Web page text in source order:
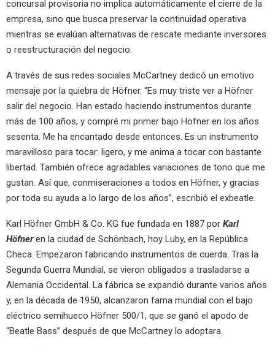
concursal provisoria no implica automáticamente el cierre de la
empresa, sino que busca preservar la continuidad operativa
mientras se evalúan alternativas de rescate mediante inversores
o reestructuración del negocio.
A través de sus redes sociales McCartney dedicó un emotivo
mensaje por la quiebra de Höfner. “Es muy triste ver a Höfner
salir del negocio. Han estado haciendo instrumentos durante
más de 100 años, y compré mi primer bajo Höfner en los años
sesenta. Me ha encantado desde entonces. Es un instrumento
maravilloso para tocar: ligero, y me anima a tocar con bastante
libertad. También ofrece agradables variaciones de tono que me
gustan. Así que, conmiseraciones a todos en Höfner, y gracias
por toda su ayuda a lo largo de los años”, escribió el exbeatle.
Karl Höfner GmbH & Co. KG fue fundada en 1887 por Karl
Höfneren la ciudad de Schönbach, hoy Luby, en la República
Checa. Empezaron fabricando instrumentos de cuerda. Tras la
Segunda Guerra Mundial, se vieron obligados a trasladarse a
Alemania Occidental. La fábrica se expandió durante varios años
y, en la década de 1950, alcanzaron fama mundial con el bajo
eléctrico semihueco Höfner 500/1, que se ganó el apodo de
“Beatle Bass” después de que McCartney lo adoptara.